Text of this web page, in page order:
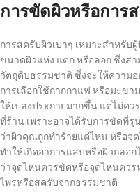
การขัดผิวหรือการ
การสครับผิวเบาๆ เหมาะสำหรับ
ขนาดผิวแห่ง แตก หรือลอก ซึ่งสา
วัตถุดิบธรรมชาติ ซึ่งจะให้ความ
การเลือกใช้กากกาแฟ หรือมะขา
ให้เปล่งประกายมากขึ้น แต่ไม่คว
ที่ร้าน เพราะอาจได้รับการขัดที่รุ
ว่าผิวคุณถูกทำร้ายแค่ไหน หรือจุ
ทำให้เกิดอาการแสบหรือผิวถลอ
ว่าจุดไหนควรขัดหรือจุดไหนควร
ไพรหรือสครับจากธรรมชาติ